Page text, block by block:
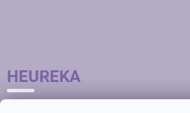
HEUREKA